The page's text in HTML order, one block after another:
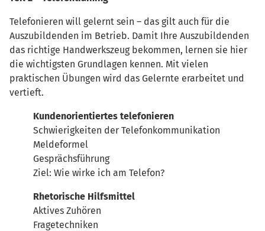
Telefonieren will gelernt sein – das gilt auch für die
Auszubildenden im Betrieb. Damit Ihre Auszubildenden
das richtige Handwerkszeug bekommen, lernen sie hier
die wichtigsten Grundlagen kennen. Mit vielen
praktischen Übungen wird das Gelernte erarbeitet und
vertieft.
Kundenorientiertes telefonieren
Schwierigkeiten der Telefonkommunikation
Meldeformel
Gesprächsführung
Ziel: Wie wirke ich am Telefon?
Rhetorische Hilfsmittel
Aktives Zuhören
Fragetechniken